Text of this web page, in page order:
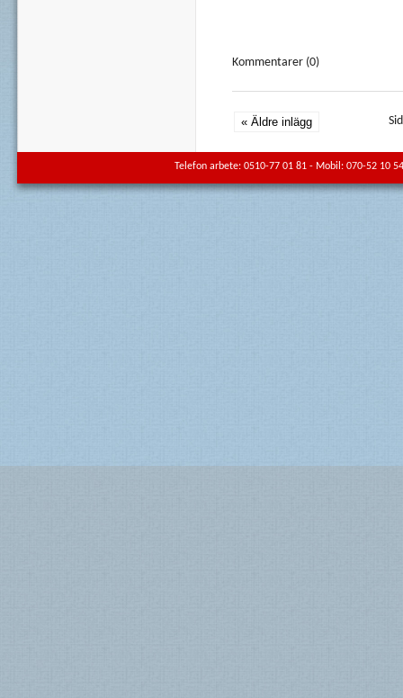
Kommentarer (0)
Telefon arbete: 0510-77 01 81 - Mobil: 070-52 10